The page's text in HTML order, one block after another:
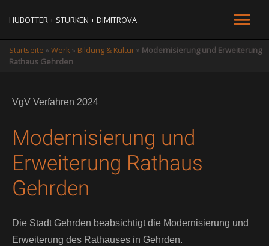
HÜBOTTER + STÜRKEN + DIMITROVA
Startseite » Werk » Bildung & Kultur» Modernisierung und Erweiterung
Rathaus Gehrden
VgV Verfahren 2024
Modernisierung und
Erweiterung Rathaus
Gehrden
Die Stadt Gehrden beabsichtigt die Modernisierung und
Erweiterung des Rathauses in Gehrden.